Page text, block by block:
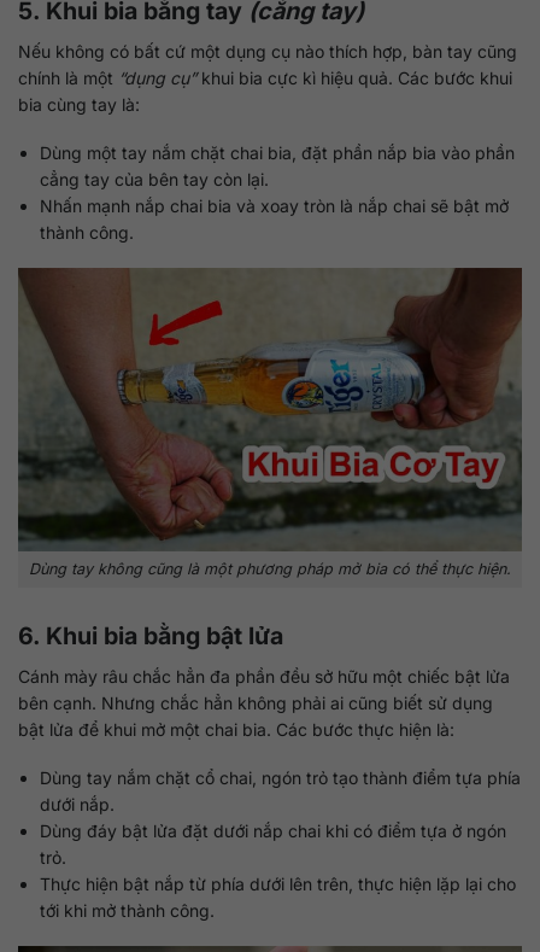
5. Khui bia bằng tay (cẳng tay)
Nếu không có bất cứ một dụng cụ nào thích hợp, bàn tay cũng
chính là một “dụng cụ”khui bia cực kì hiệu quả. Các bước khui
bia cùng tay là:
Dùng một tay nắm chặt chai bia, đặt phần nắp bia vào phần
cẳng tay của bên tay còn lại.
Nhấn mạnh nắp chai bia và xoay tròn là nắp chai sẽ bật mở
thành công.
Dùng tay không cũng là một phương pháp mở bia có thể thực hiện.
6. Khui bia bằng bật lửa
Cánh mày râu chắc hẳn đa phần đều sở hữu một chiếc bật lửa
bên cạnh. Nhưng chắc hẳn không phải ai cũng biết sử dụng
bật lửa để khui mở một chai bia. Các bước thực hiện là:
Dùng tay nắm chặt cổ chai, ngón trỏ tạo thành điểm tựa phía
dưới nắp.
Dùng đáy bật lửa đặt dưới nắp chai khi có điểm tựa ở ngón
trỏ.
Thực hiện bật nắp từ phía dưới lên trên, thực hiện lặp lại cho
tới khi mở thành công.